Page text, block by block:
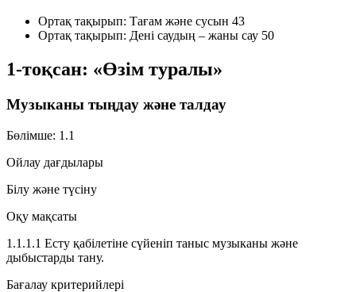
Ортақ тақырып: Тағам және сусын 43
Ортақ тақырып: Дені саудың – жаны сау 50
1-тоқсан: «Өзім туралы»
Музыканы тыңдау және талдау
Бөлімше: 1.1
Ойлау дағдылары
Білу және түсіну
Оқу мақсаты
1.1.1.1 Есту қабілетіне сүйеніп таныс музыканы және
дыбыстарды тану.
Бағалау критерийлері